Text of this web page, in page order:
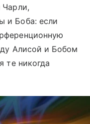
Чарли,
и Боба: если
Алисой и Бобом
те никогда